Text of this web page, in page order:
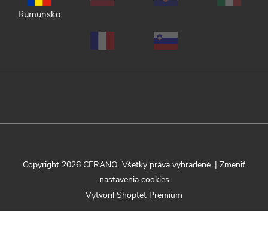
Rumunsko
Vytvoril Shoptet Premium
Copyright 2026 CERANO. Všetky práva vyhradené. | Zmeniť
nastavenia cookies